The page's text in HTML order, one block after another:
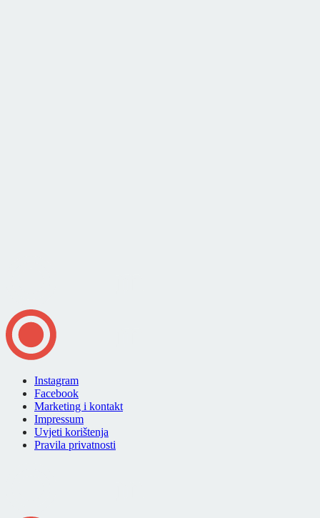
Instagram
Facebook
Marketing i kontakt
Impressum
Uvjeti korištenja
Pravila privatnosti